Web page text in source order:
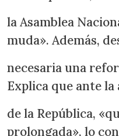
la Asamblea
muda». Además,
necesaria una
Explica que ante
de la República,
prolongada», lo